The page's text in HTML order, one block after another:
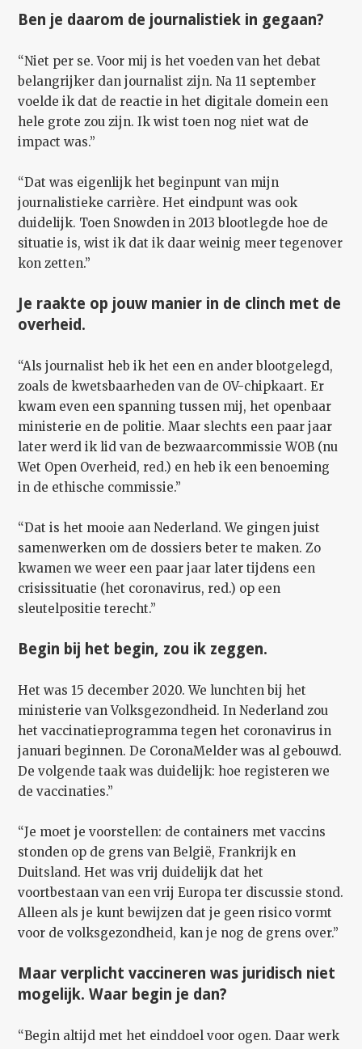
Ben je daarom de journalistiek in gegaan?
“Niet per se. Voor mij is het voeden van het debat
belangrijker dan journalist zijn. Na 11 september
voelde ik dat de reactie in het digitale domein een
hele grote zou zijn. Ik wist toen nog niet wat de
impact was.”
“Dat was eigenlijk het beginpunt van mijn
journalistieke carrière. Het eindpunt was ook
duidelijk. Toen Snowden in 2013 blootlegde hoe de
situatie is, wist ik dat ik daar weinig meer tegenover
kon zetten.”
Je raakte op jouw manier in de clinch met de
overheid.
“Als journalist heb ik het een en ander blootgelegd,
zoals de kwetsbaarheden van de OV-chipkaart. Er
kwam even een spanning tussen mij, het openbaar
ministerie en de politie. Maar slechts een paar jaar
later werd ik lid van de bezwaarcommissie WOB (nu
Wet Open Overheid, red.) en heb ik een benoeming
in de ethische commissie.”
“Dat is het mooie aan Nederland. We gingen juist
samenwerken om de dossiers beter te maken. Zo
kwamen we weer een paar jaar later tijdens een
crisissituatie (het coronavirus, red.) op een
sleutelpositie terecht.”
Begin bij het begin, zou ik zeggen.
Het was 15 december 2020. We lunchten bij het
ministerie van Volksgezondheid. In Nederland zou
het vaccinatieprogramma tegen het coronavirus in
januari beginnen. De CoronaMelder was al gebouwd.
De volgende taak was duidelijk: hoe registeren we
de vaccinaties.”
“Je moet je voorstellen: de containers met vaccins
stonden op de grens van België, Frankrijk en
Duitsland. Het was vrij duidelijk dat het
voortbestaan van een vrij Europa ter discussie stond.
Alleen als je kunt bewijzen dat je geen risico vormt
voor de volksgezondheid, kan je nog de grens over.”
Maar verplicht vaccineren was juridisch niet
mogelijk. Waar begin je dan?
“Begin altijd met het einddoel voor ogen. Daar werk